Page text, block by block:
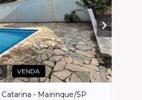
VENDA
Catarina - Mairinque/SP